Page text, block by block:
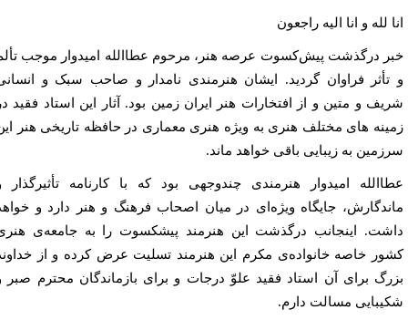
لله و انا الیه راجعون
درگذشت پیش‌کسوت عرصه هنر، مرحوم عطاالله امیدوار موجب تألم
فراوان گردید. ایشان هنرمندی نامدار و صاحب سبک و انسانی
و متین و از افتخارات هنر ایران زمین بود. آثار این استاد فقید در
های مختلف هنری به ویژه هنری معماری در حافظه تاریخی هنر این
به زیبایی باقی خواهد ماند.
امیدوار هنرمندی چندوجهی بود که با کارنامه تأثیرگذار و
جایگاه ویژه‌ای در میان اصحاب فرهنگ و هنر دارد و خواهد
اینجانب درگذشت این هنرمند پیشکسوت را به جامعه‌ی هنری
خاصه خانواده‌ی مکرم این هنرمند تسلیت عرض کرده و از خداوند
برای آن استاد فقید علوّ درجات و برای بازماندگان محترم صبر و
مسالت دارم.